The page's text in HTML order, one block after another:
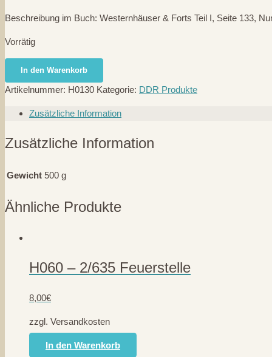
Beschreibung im Buch: Westernhäuser & Forts Teil I, Seite 133,
Vorrätig
H0130
-
(431)
VERO
In den Warenkorb
Artikelnummer: H0130 Kategorie: DDR Produkte
Zusätzliche Information
Zusätzliche Information
Gewicht 500 g
Ähnliche Produkte
H060 – 2/635 Feuerstelle
8,00€
zzgl. Versandkosten
In den Warenkorb